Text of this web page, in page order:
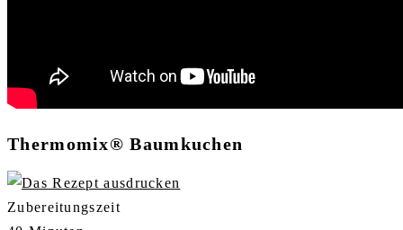
Thermomix® Baumkuchen
Zubereitungszeit